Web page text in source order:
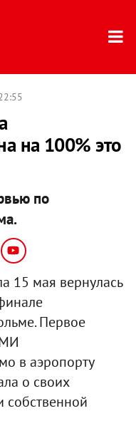
на 100% это
по
15 мая вернулась
Первое
в аэропорту
о своих
собственной